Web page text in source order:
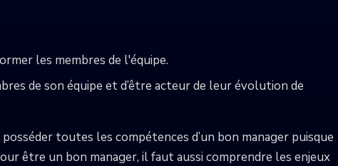
les membres de l'équipe.
de son équipe et d’être acteur de leur évolution de
toutes les compétences d’un bon manager puisque
être un bon manager, il faut aussi comprendre les enjeux